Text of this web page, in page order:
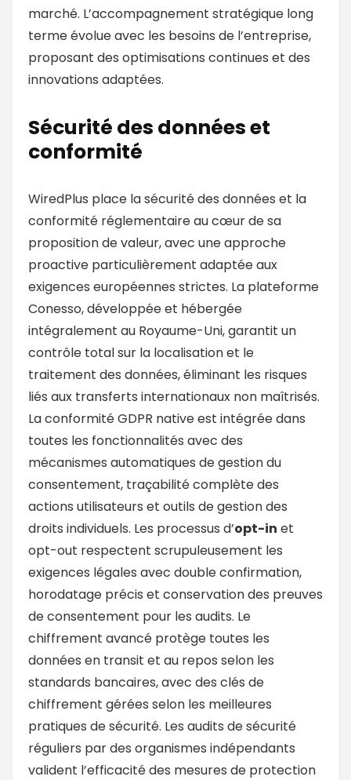
marché. L’accompagnement stratégique long
terme évolue avec les besoins de l’entreprise,
proposant des optimisations continues et des
innovations adaptées.
Sécurité des données et
conformité
WiredPlus place la sécurité des données et la
conformité réglementaire au cœur de sa
proposition de valeur, avec une approche
proactive particulièrement adaptée aux
exigences européennes strictes. La plateforme
Conesso, développée et hébergée
intégralement au Royaume-Uni, garantit un
contrôle total sur la localisation et le
traitement des données, éliminant les risques
liés aux transferts internationaux non maîtrisés.
La conformité GDPR native est intégrée dans
toutes les fonctionnalités avec des
mécanismes automatiques de gestion du
consentement, traçabilité complète des
actions utilisateurs et outils de gestion des
droits individuels. Les processus d’opt-in et
opt-out respectent scrupuleusement les
exigences légales avec double confirmation,
horodatage précis et conservation des preuves
de consentement pour les audits. Le
chiffrement avancé protège toutes les
données en transit et au repos selon les
standards bancaires, avec des clés de
chiffrement gérées selon les meilleures
pratiques de sécurité. Les audits de sécurité
réguliers par des organismes indépendants
valident l’efficacité des mesures de protection